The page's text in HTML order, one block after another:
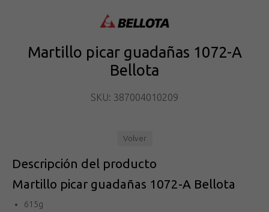
Martillo picar guadañas 1072-A
Bellota
SKU: 387004010209
Volver
Descripción del producto
Martillo picar guadañas 1072-A Bellota
615g